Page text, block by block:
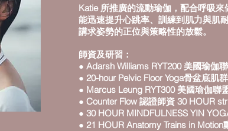
Katie 所推廣的流動瑜伽，配合呼吸
能迅速提升心跳率、訓練到肌力與肌
講求姿勢的正位與策略性的放鬆。
師資及研習：
● Adarsh Williams RYT200 美國瑜伽
● 20-hour Pelvic Floor Yoga骨盆底肌
● Marcus Leung RYT300 美國瑜伽聯
● Counter Flow 認證師資 30 HOUR
● 30 HOUR MINDFULNESS YIN
● 21 HOUR Anatomy Trains in